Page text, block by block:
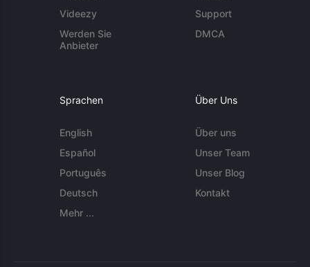
Videezy
Werden Sie
Anbieter
Support
DMCA
Sprachen
English
Español
Português
Deutsch
Mehr ...
Über Uns
Über uns
Unser Team
Unser Blog
Kontakt